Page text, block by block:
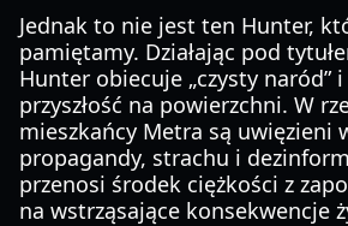
Jednak to nie jest ten Hunter,
pamiętamy. Działając pod
Hunter obiecuje „czysty naród”
przyszłość na powierzchni. W
mieszkańcy Metra są uwięzieni
propagandy, strachu i
przenosi środek ciężkości z
na wstrząsające konsekwencje